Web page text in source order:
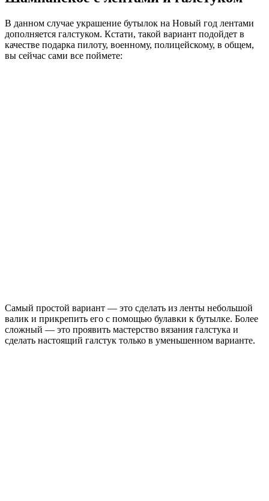
В данном случае украшение бутылок на Новый год лентами
дополняется галстуком. Кстати, такой вариант подойдет в
качестве подарка пилоту, военному, полицейскому, в общем,
вы сейчас сами все поймете:
Самый простой вариант — это сделать из ленты небольшой
валик и прикрепить его с помощью булавки к бутылке. Более
сложный — это проявить мастерство вязания галстука и
сделать настоящий галстук только в уменьшенном варианте.